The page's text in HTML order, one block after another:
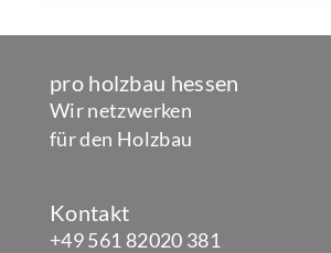
pro holzbau hessen
Wir netzwerken
für den Holzbau
Kontakt
+49 561 82020 381